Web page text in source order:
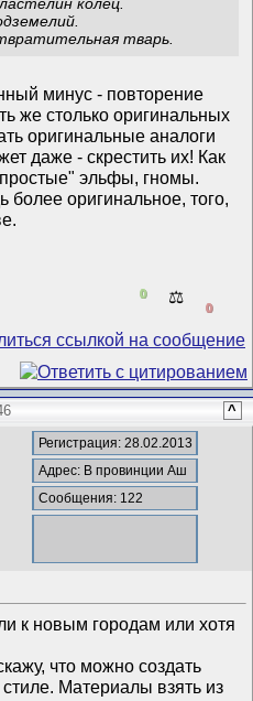
тварь.
минус - повторение
же столько оригинальных
оригинальные аналоги
даже - скрестить их! Как
эльфы, гномы.
более оригинальное, того,
0 ⚖️
0
^
Регистрация: 28.02.2013
Адрес: В провинции Аш
Сообщения: 122
к новым городам или хотя
что можно создать
Материалы взять из